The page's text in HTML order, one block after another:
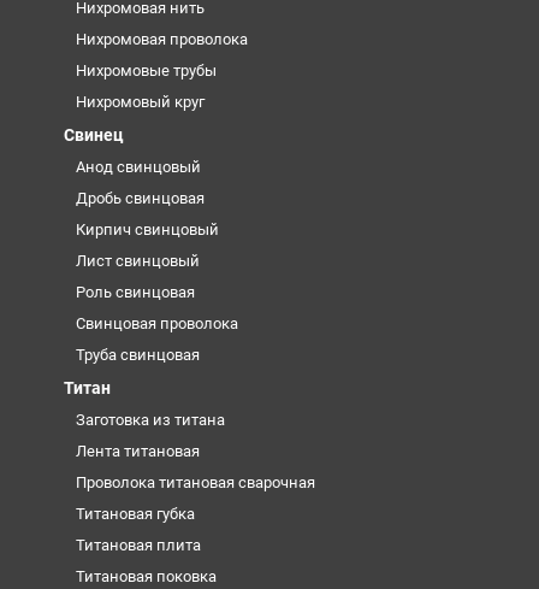
Нихромовая нить
Нихромовая проволока
Нихромовые трубы
Нихромовый круг
Свинец
Анод свинцовый
Дробь свинцовая
Кирпич свинцовый
Лист свинцовый
Роль свинцовая
Свинцовая проволока
Труба свинцовая
Титан
Заготовка из титана
Лента титановая
Проволока титановая сварочная
Титановая губка
Титановая плита
Титановая поковка